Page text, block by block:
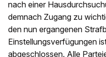
nach einer
demnach Zugang zu
den nun ergangenen
Einstellungsverfügungen
abgeschlossen. Alle